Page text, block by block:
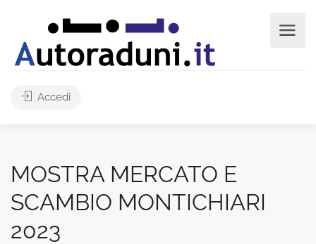
Accedi
MOSTRA MERCATO E
SCAMBIO MONTICHIARI
2023